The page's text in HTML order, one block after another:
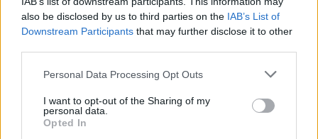
also be disclosed by us to third parties on the IAB’s List of
Downstream Participants that may further disclose it to other
Please note that this website/app uses one or more Google
not limited to your visit or usage behaviour. You may click to
grant or deny consent to Google and its third-party tags to
use your data for below specified purposes in below Google
Personal Data Processing Opt Outs
I want to opt-out of the Sharing of my
personal data.
Opted In
Μιραλάς: Θα ήθελα πολύ να γυρίσω στον Ολυμπιακό
Ανοιχτό το ενδεχόμενο να επιστρέψει στον
Ολυμπιακό άφησε ο Κέβιν Μιραλάς